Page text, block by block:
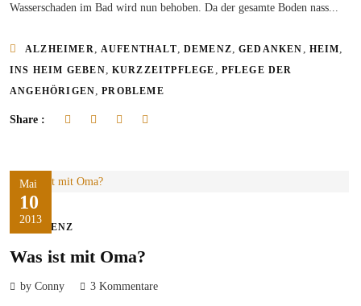
Wasserschaden im Bad wird nun behoben. Da der gesamte Boden nass...
ALZHEIMER AUFENTHALT DEMENZ ,GEDANKEN HEIM
INS HEIM GEBEN KURZZEITPFLEGE
PFLEGE DER
ANGEHÖRIGEN
,PROBLEME
Share :
Mai
10
2013
DEMENZ
Was ist mit Oma?
by Conny 3 Kommentare